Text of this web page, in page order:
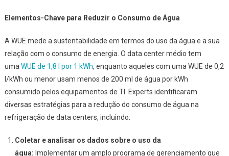
Elementos-Chave para Reduzir o Consumo de Água
A WUE mede a sustentabilidade em termos do uso da água e a sua
relação com o consumo de energia. O data center médio tem
uma WUE de 1,8 l por 1 kWh, enquanto aqueles com uma WUE de 0,2
l/kWh ou menor usam menos de 200 ml de água por kWh
consumido pelos equipamentos de TI. Experts identificaram
diversas estratégias para a redução do consumo de água na
refrigeração de data centers, incluindo:
Coletar e analisar os dados sobre o uso da
água: Implementar um amplo programa de gerenciamento que